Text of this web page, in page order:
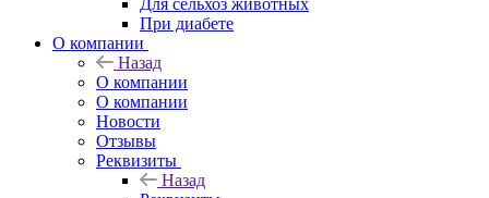
Для сельхоз животных
При диабете
О компании
Назад
О компании
О компании
Новости
Отзывы
Реквизиты
Назад